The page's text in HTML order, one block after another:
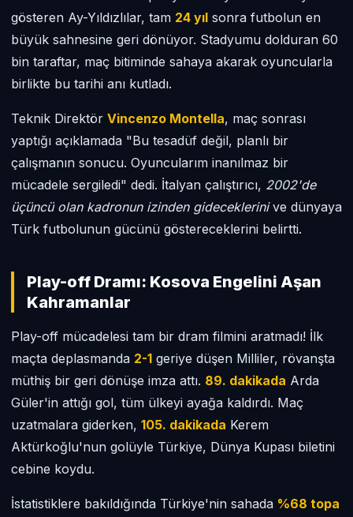
gösteren Ay-Yıldızlılar, tam 24 yıl sonra futbolun en
büyük sahnesine geri dönüyor. Stadyumu dolduran 60
bin taraftar, maç bitiminde sahaya akarak oyuncularla
birlikte bu tarihi anı kutladı.
Teknik Direktör Vincenzo Montella, maç sonrası
yaptığı açıklamada "Bu tesadüf değil, planlı bir
çalışmanın sonucu. Oyuncularım inanılmaz bir
mücadele sergiledi" dedi. İtalyan çalıştırıcı, 2002'de
üçüncü olan kadronun izinden gideceklerinive dünyaya
Türk futbolunun gücünü göstereceklerini belirtti.
Play-off Dramı: Kosova Engelini Aşan
Kahramanlar
Play-off mücadelesi tam bir dram filmini aratmadı! İlk
maçta deplasmanda 2-1 geriye düşen Milliler, rövanşta
müthiş bir geri dönüşe imza attı. 89. dakikada Arda
Güler'in attığı gol, tüm ülkeyi ayağa kaldırdı. Maç
uzatmalara giderken, 105. dakikada Kerem
Aktürkoğlu'nun golüyle Türkiye, Dünya Kupası biletini
cebine koydu.
İstatistiklere bakıldığında Türkiye'nin sahada %68 topa